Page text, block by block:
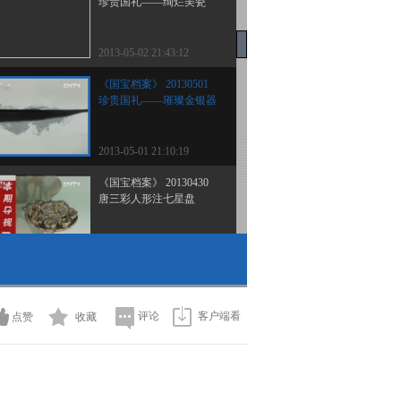
2013-05-02 21:43:12
《国宝档案》 20130501
珍贵国礼——璀璨金银器
2013-05-01 21:10:19
《国宝档案》 20130430
唐三彩人形注七星盘
2013-04-29 21:09:00
点赞 收藏 评论 客户端看